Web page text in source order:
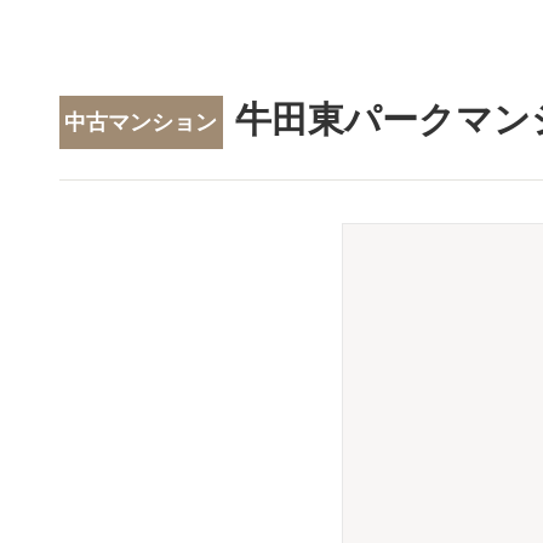
中古マンション 牛田東パークマン